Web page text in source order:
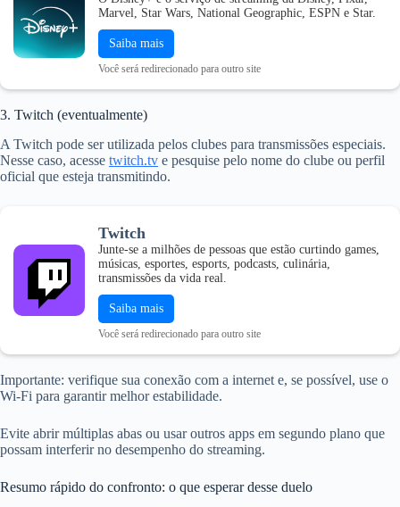
Marvel, Star Wars, National Geographic, ESPN e Star.
Saiba mais
Você será redirecionado para outro site
3. Twitch (eventualmente)
A Twitch pode ser utilizada pelos clubes para transmissões especiais.
Nesse caso, acesse twitch.tv e pesquise pelo nome do clube ou perfil
oficial que esteja transmitindo.
Twitch
Junte-se a milhões de pessoas que estão curtindo games,
músicas, esportes, esports, podcasts, culinária,
transmissões da vida real.
Saiba mais
Você será redirecionado para outro site
Importante: verifique sua conexão com a internet e, se possível, use o
Wi-Fi para garantir melhor estabilidade.
Evite abrir múltiplas abas ou usar outros apps em segundo plano que
possam interferir no desempenho do streaming.
Resumo rápido do confronto: o que esperar desse duelo